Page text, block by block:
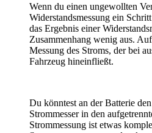
Wenn du einen ungewollten
Widerstandsmessung ein
das Ergebnis einer
Zusammenhang wenig aus.
Messung des Stroms, der bei
Fahrzeug hineinfließt.
Du könntest an der Batterie
Strommesser in den
Strommessung ist etwas